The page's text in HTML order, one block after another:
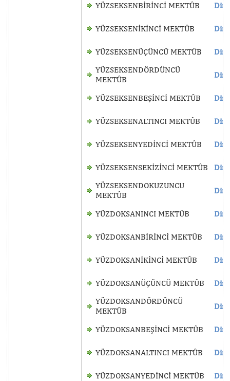
YÜZSEKSENBİRİNCİ MEKTÛB
YÜZSEKSENİKİNCİ MEKTÛB
YÜZSEKSENÜÇÜNCÜ MEKTÛB
YÜZSEKSENDÖRDÜNCÜ
MEKTÛB
YÜZSEKSENBEŞİNCİ MEKTÛB
YÜZSEKSENALTINCI MEKTÛB
YÜZSEKSENYEDİNCİ MEKTÛB
YÜZSEKSENSEKİZİNCİ MEKTÛB
YÜZSEKSENDOKUZUNCU
MEKTÛB
YÜZDOKSANINCI MEKTÛB
YÜZDOKSANBİRİNCİ MEKTÛB
YÜZDOKSANİKİNCİ MEKTÛB
YÜZDOKSANÜÇÜNCÜ MEKTÛB
YÜZDOKSANDÖRDÜNCÜ
MEKTÛB
YÜZDOKSANBEŞİNCİ MEKTÛB
YÜZDOKSANALTINCI MEKTÛB
YÜZDOKSANYEDİNCİ MEKTÛB